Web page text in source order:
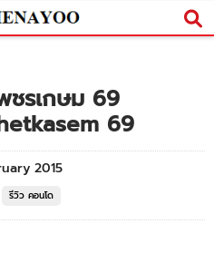
ชรเกษม 69
69
2015
รีวิว คอนโด